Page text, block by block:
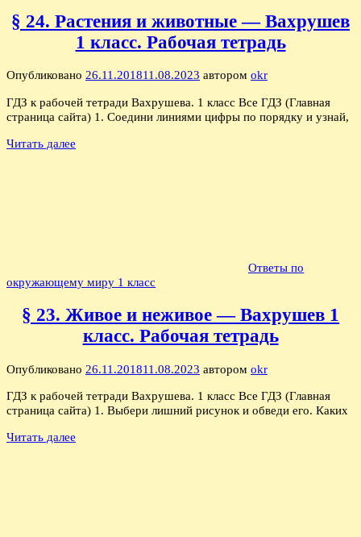
§ 24. Растения и животные — Вахрушев
1 класс. Рабочая тетрадь
Опубликовано 26.11.201811.08.2023 автором okr
ГДЗ к рабочей тетради Вахрушева. 1 класс Все ГДЗ (Главная
страница сайта) 1. Соедини линиями цифры по порядку и узнай,
Читать далее
Ответы по
окружающему миру 1 класс
§ 23. Живое и неживое — Вахрушев 1
класс. Рабочая тетрадь
Опубликовано 26.11.201811.08.2023 автором okr
ГДЗ к рабочей тетради Вахрушева. 1 класс Все ГДЗ (Главная
страница сайта) 1. Выбери лишний рисунок и обведи его. Каких
Читать далее